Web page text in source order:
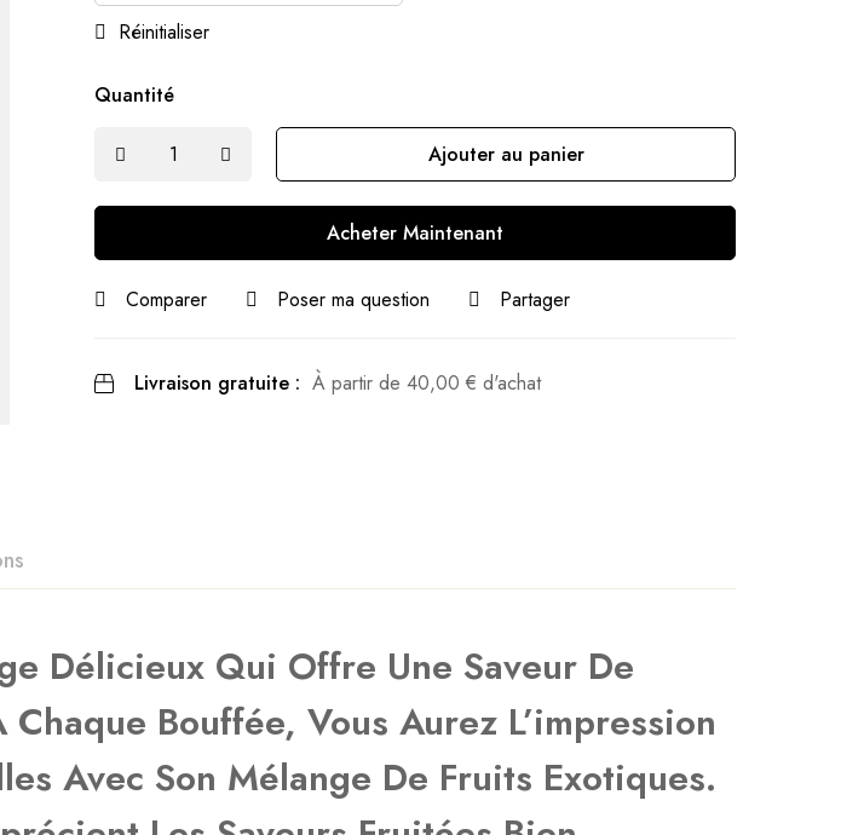
Réinitialiser
Quantité
Ajouter au panier
Acheter Maintenant
Comparer Poser ma question Partager
Livraison gratuite : À partir de 40,00 € d'achat
Délicieux Qui Offre Une Saveur De
Bouffée, Vous Aurez L’impression
Avec Son Mélange De Fruits Exotiques.
Ajouter mon avis
Poser ma question